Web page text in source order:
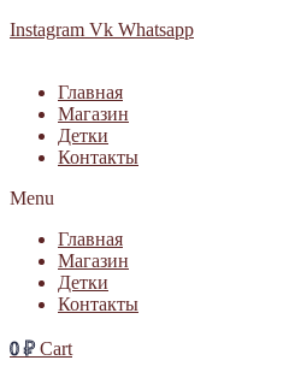
Instagram Vk Whatsapp
Главная
Магазин
Детки
Контакты
Menu
Главная
Магазин
Детки
Контакты
0₽ Cart